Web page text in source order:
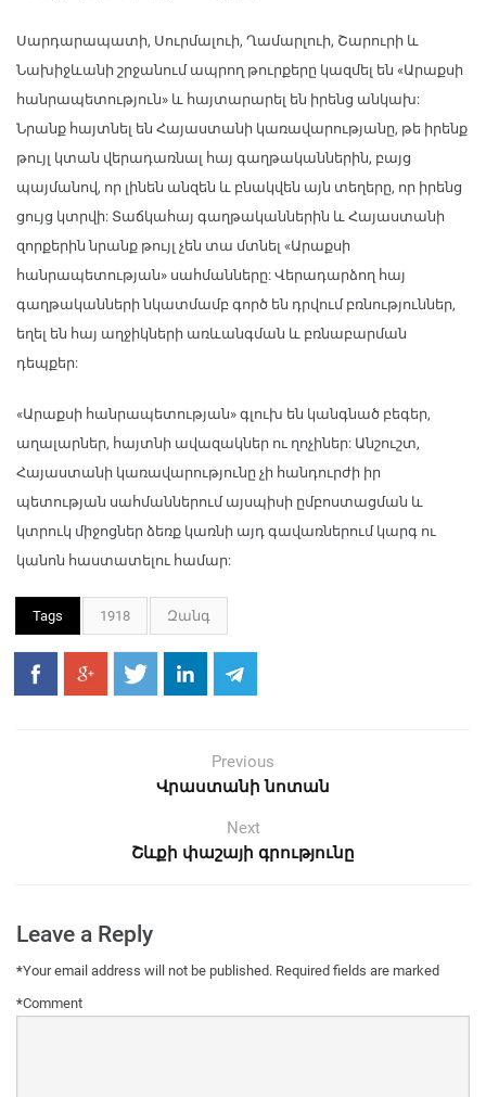
Սարդարապատի, Սուրմալուի, Ղամարլուի, Շարուրի և
Նախիջևանի շրջանում ապրող թուրքերը կազմել են «Արաքսի
հանրապետություն» և հայտարարել են իրենց անկախ:
Նրանք հայտնել են Հայաստանի կառավարությանը, թե իրենք
թույլ կտան վերադառնալ հայ գաղթականներին, բայց
պայմանով, որ լինեն անզեն և բնակվեն այն տեղերը, որ իրենց
ցույց կտրվի: Տաճկահայ գաղթականներին և Հայաստանի
զորքերին նրանք թույլ չեն տա մտնել «Արաքսի
հանրապետության» սահմանները: Վերադարձող հայ
գաղթականների նկատմամբ գործ են դրվում բռնություններ,
եղել են հայ աղջիկների առևանգման և բռնաբարման
դեպքեր:
«Արաքսի հանրապետության» գլուխ են կանգնած բեգեր,
աղալարներ, հայտնի ավազակներ ու ղոչիներ: Անշուշտ,
Հայաստանի կառավարությունը չի հանդուրժի իր
պետության սահմաններում այսպիսի ըմբոստացման և
կտրուկ միջոցներ ձեռք կառնի այդ գավառներում կարգ ու
կանոն հաստատելու համար:
Tags 1918 Զանգ
Previous
Վրաստանի նոտան
Next
Շևքի փաշայի գրությունը
Leave a Reply
Your email address will not be published. Required fields are marked
*
Comment
*